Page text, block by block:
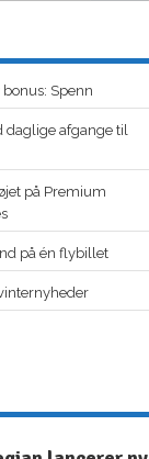
Spenn
daglige afgange til
på Premium
på én flybillet